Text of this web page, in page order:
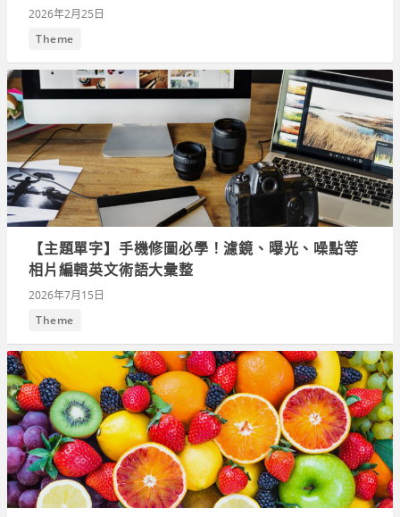
2026年2月25日
Theme
【主題單字】手機修圖必學！濾鏡、曝光、噪點等
相片編輯英文術語大彙整
2026年7月15日
Theme